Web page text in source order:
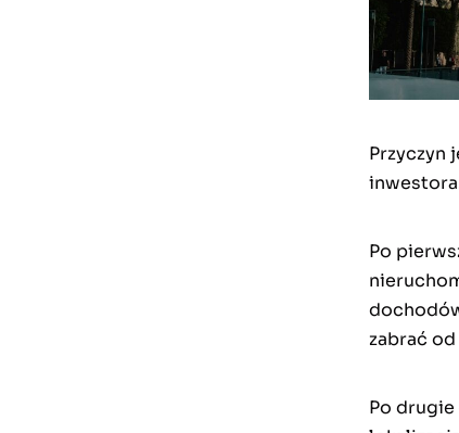
Przyczyn
Po
zabrać
Po